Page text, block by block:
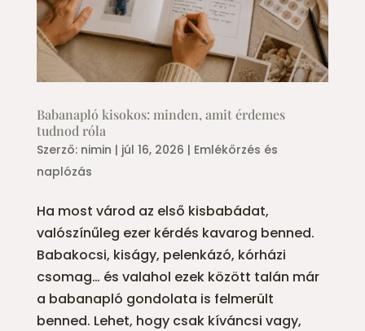
Babanapló kisokos: minden, amit érdemes
tudnod róla
Szerző: nimin | júl 16, 2026 | Emlékőrzés és
naplózás
Ha most várod az első kisbabádat,
valószínűleg ezer kérdés kavarog benned.
Babakocsi, kiságy, pelenkázó, kórházi
csomag… és valahol ezek között talán már
a babanapló gondolata is felmerült
benned. Lehet, hogy csak kíváncsi vagy,